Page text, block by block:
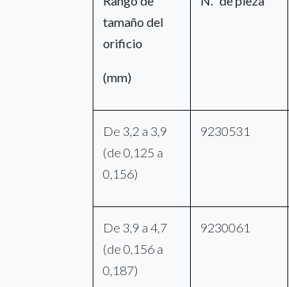
tamaño del
orificio
(mm)
De 3,2 a 3,9
(de 0,125 a
0,156)
9230531
De 3,9 a 4,7
(de 0,156 a
0,187)
9230061